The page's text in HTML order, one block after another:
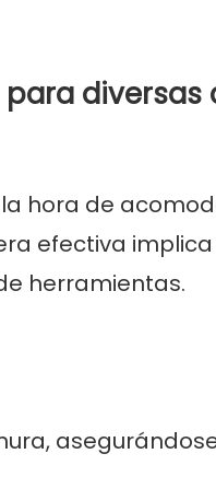
hora de
efectiva
herramientas.